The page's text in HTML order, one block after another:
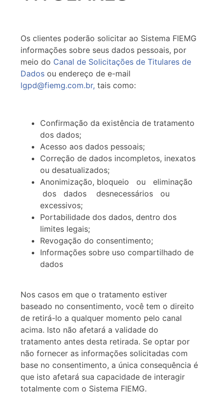
Os clientes poderão solicitar ao Sistema FIEMG
informações sobre seus dados pessoais, por
meio do Canal de Solicitações de Titulares de
Dados ou endereço de e-mail
lgpd@fiemg.com.br,tais como:
Confirmação da existência de tratamento
dos dados;
Acesso aos dados pessoais;
Correção de dados incompletos, inexatos
ou desatualizados;
Anonimização, bloqueio ou eliminação
dos dados desnecessários ou
excessivos;
Portabilidade dos dados, dentro dos
limites legais;
Revogação do consentimento;
Informações sobre uso compartilhado de
dados
Nos casos em que o tratamento estiver
baseado no consentimento, você tem o direito
de retirá-lo a qualquer momento pelo canal
acima. Isto não afetará a validade do
tratamento antes desta retirada. Se optar por
não fornecer as informações solicitadas com
base no consentimento, a única consequência é
que isto afetará sua capacidade de interagir
totalmente com o Sistema FIEMG.